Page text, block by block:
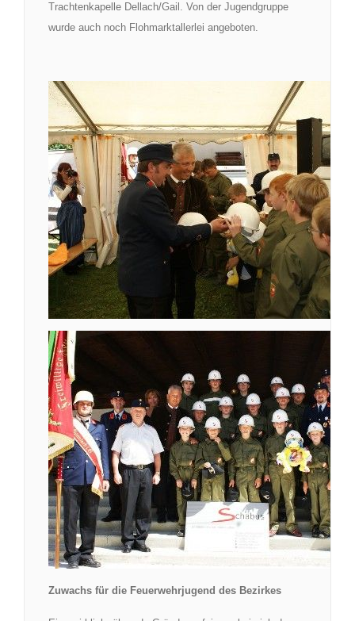
Trachtenkapelle Dellach/Gail. Von der Jugendgruppe
wurde auch noch Flohmarktallerlei angeboten.
Zuwachs für die Feuerwehrjugend des Bezirkes